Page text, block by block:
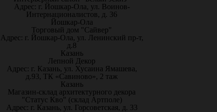
Адрес: г. Йошкар-Ола, ул. Воинов-
Интернационалистов, д. 36
Йошкар-Ола
Торговый дом "Сайвер"
Адрес: г. Йошкар-Ола, ул. Ленинский пр-т,
д.8
Казань
Лепной Декор
Адрес: г. Казань, ул. Хусаина Ямашева,
д.93, ТК «Савиново», 2 таж
Казань
Магазин-склад архитектурного декора
"Статус Кво" (склад Артполе)
Адрес: г. Казань, ул. Горсоветская, д. 33